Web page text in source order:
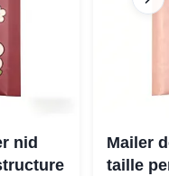
nid
Mailer
taille